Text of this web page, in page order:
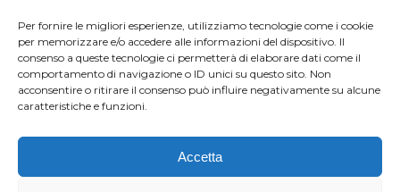
Per fornire le migliori esperienze, utilizziamo tecnologie come i cookie
per memorizzare e/o accedere alle informazioni del dispositivo. Il
consenso a queste tecnologie ci permetterà di elaborare dati come il
comportamento di navigazione o ID unici su questo sito. Non
acconsentire o ritirare il consenso può influire negativamente su alcune
caratteristiche e funzioni.
Accetta
SIMONE DEROMEDIS SKIALPDEIPARCHI SKICROSS
SLOPESTYLE SNOWBOARD
SNOWBOARDCROSS SPRINT
THERESE JOHAUG
TRANSCAVALLO TROFEO MEZZALAMA
VAL DI FIEMME